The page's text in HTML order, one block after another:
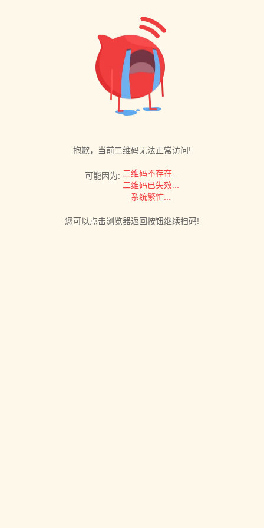
抱歉，当前二维码无法正常访问!
可能因为: 二维码不存在...
二维码已失效...
系统繁忙...
您可以点击浏览器返回按钮继续扫码!